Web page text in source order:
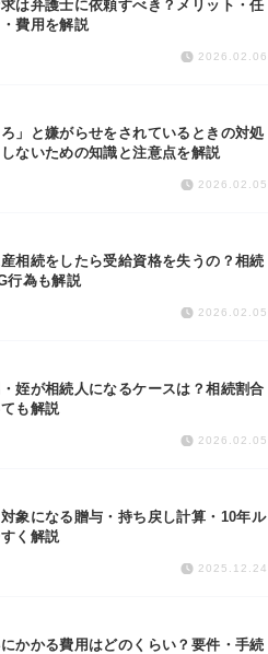
は弁護士に依頼すべき？メリット・任
費用を解説
2026.02.06
ろ」と嫌がらせをされているときの対処
ないための知識と注意点を解説
2026.02.05
相続をしたら受給資格を失うの？相続
行為も解説
2026.02.05
姪が相続人になるケースは？相続割合
も解説
2026.02.05
象になる贈与・持ち戻し計算・10年ル
く解説
2025.12.24
かかる費用はどのくらい？要件・手続